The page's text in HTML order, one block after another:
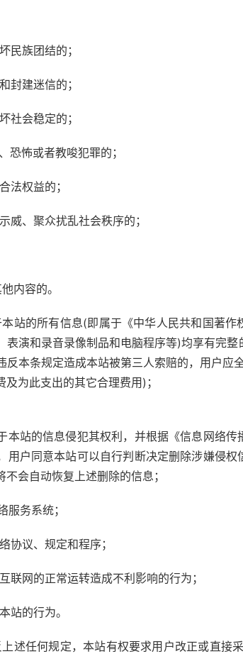
民族团结的；
封建迷信的；
社会稳定的；
恐怖或者教唆犯罪的；
法权益的；
威、聚众扰乱社会秩序的；
内容的。
站的所有信息(即属于《中华人民共和国著作
表演和录音录像制品和电脑程序等)均享有完整
反本条规定造成本站被第三人索赔的，用户应
为此支出的其它合理费用)；
本站的信息侵犯其权利，并根据《信息网络传
用户同意本站可以自行判断决定删除涉嫌侵权
会自动恢复上述删除的信息；
务系统；
协议、规定和程序；
联网的正常运转造成不利影响的行为；
站的行为。
述任何规定，本站有权要求用户改正或直接